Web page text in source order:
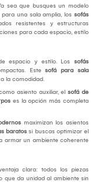
sea que busques un modelo
una sala amplia, los sofás
resistentes y estructuras
para cada espacio, estilo
espacio y estilo. Los sofás
Este sofá para sala
la comodidad.
asiento auxiliar, el sofá de
es la opción más completa
maximizan los asientos
baratos si buscas optimizar el
armar un ambiente coherente
clara: todos los piezas
que da unidad al ambiente sin